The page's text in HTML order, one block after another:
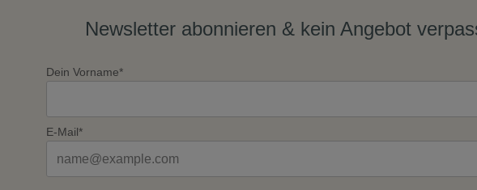
Newsletter abonnieren & kein Angebot
Dein Vorname*
E-Mail*